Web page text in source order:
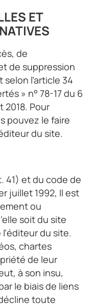
ET
de
de suppression
l’article 34
» n° 78-17 du 6
2018. Pour
pouvez le faire
du site.
41) et du code de
juillet 1992, Il est
ou
soit du site
du site.
chartes
de leur
à son insu,
le biais de liens
toute